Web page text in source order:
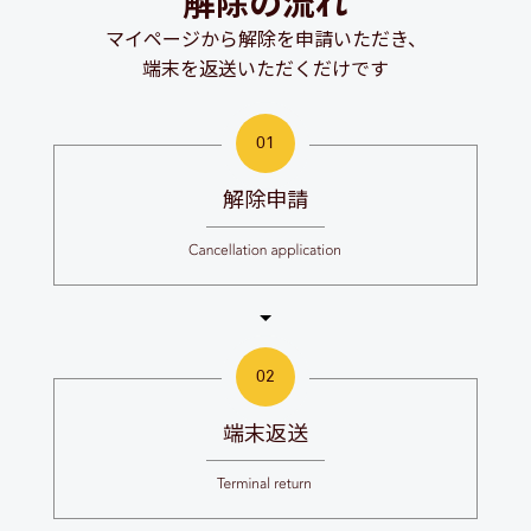
マイページから解除を申請いただき、
端末を返送いただくだけです
解除申請
端末返送